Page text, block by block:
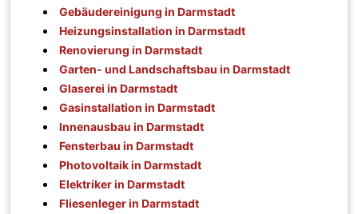
Gebäudereinigung in Darmstadt
Heizungsinstallation in Darmstadt
Renovierung in Darmstadt
Garten- und Landschaftsbau in Darmstadt
Glaserei in Darmstadt
Gasinstallation in Darmstadt
Innenausbau in Darmstadt
Fensterbau in Darmstadt
Photovoltaik in Darmstadt
Elektriker in Darmstadt
Fliesenleger in Darmstadt